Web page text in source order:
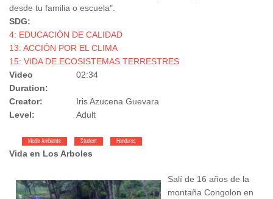
desde tu familia o escuela".
SDG:
4: EDUCACIÓN DE CALIDAD
13: ACCIÓN POR EL CLIMA
15: VIDA DE ECOSISTEMAS TERRESTRES
Video
Duration:
02:34
Creator:
Iris Azucena Guevara
Level:
Adult
Medio Ambiente Student Honduras
Vida en Los Arboles
Salí de 16 años de la
montaña Congolon en